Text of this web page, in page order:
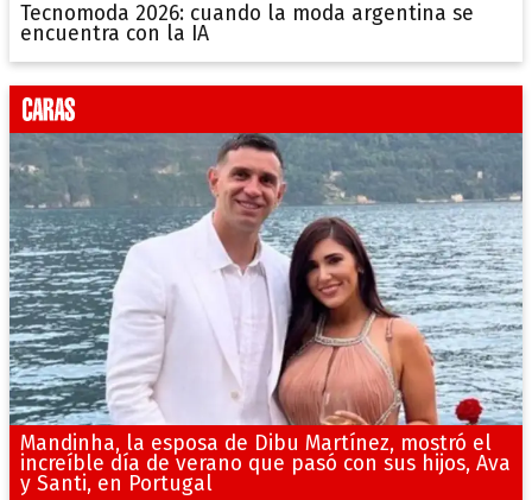
Tecnomoda 2026: cuando la moda argentina se
encuentra con la IA
Mandinha, la esposa de Dibu Martínez, mostró el
increíble día de verano que pasó con sus hijos, Ava
y Santi, en Portugal